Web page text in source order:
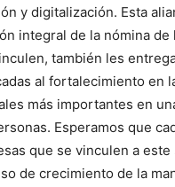
y digitalización. Esta
integral de la nómina de
también les
al fortalecimiento en
más importantes en
Esperamos que
que se vinculen a
de crecimiento de la